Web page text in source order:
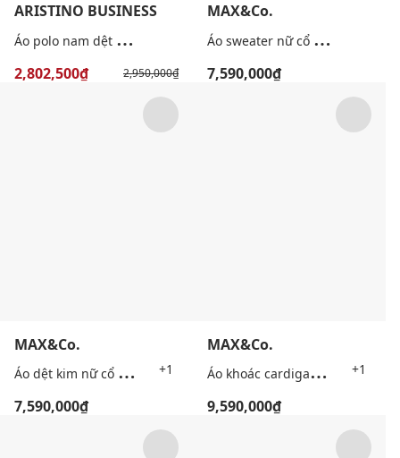
ARISTINO BUSINESS
Á
o polo nam dệt kim cổ bẻ tay ngắn
2,802,500₫ 2,950,000₫
MAX&Co.
Á
o sweater nữ cổ tròn tay dài Mcocomma
7,590,000₫
MAX&Co.
Á
o dệt kim nữ cổ tròn tay ngắn Mcoargento +1
7,590,000₫
MAX&Co.
Á
o khoác cardigan nữ tay dài thêu chữ Mcourlo +1
9,590,000₫